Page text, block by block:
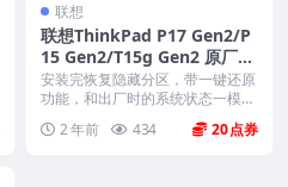
联想
联想ThinkPad P17 Gen2/P
15 Gen2/T15g Gen2 原厂W
indows11专业工作站版 oe
m系统镜像下载
安装完恢复隐藏分区，带一键还原
功能，和出厂时的系统状态一模一
2 年前 434 20